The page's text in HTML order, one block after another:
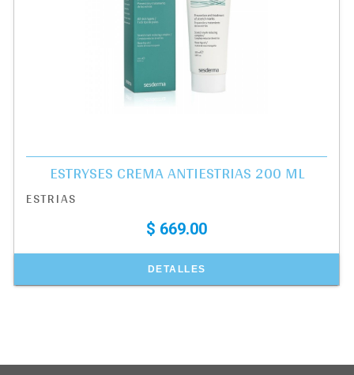
ESTRYSES CREMA ANTIESTRIAS 200 ML
ESTRIAS
$ 669.00
DETALLES